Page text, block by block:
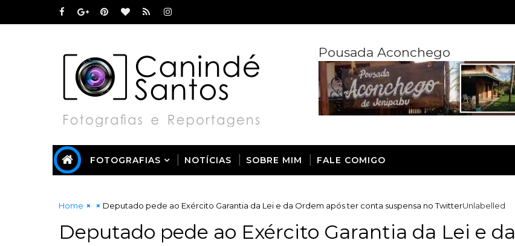
Pousada Aconchego
FOTOGRAFIAS NOTÍCIAS SOBRE MIM FALE COMIGO
Home Unlabelled
Deputado pede ao Exército Garantia da Lei e da Ordem após ter conta suspensa no Twitter
Deputado pede ao Exército Garantia da Lei e da